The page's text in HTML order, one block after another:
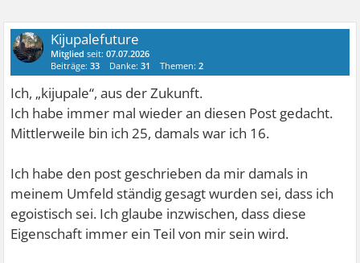
Kijupalefuture
Mitglied seit:07.07.2026
Beiträge:33 Danke:31 Themen:2
Ich, „kijupale“, aus der Zukunft.
Ich habe immer mal wieder an diesen Post gedacht.
Mittlerweile bin ich 25, damals war ich 16.
Ich habe den post geschrieben da mir damals in
meinem Umfeld ständig gesagt wurden sei, dass ich
egoistisch sei. Ich glaube inzwischen, dass diese
Eigenschaft immer ein Teil von mir sein wird.